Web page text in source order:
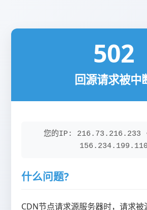
502
回源请求被中
您的IP: 216.73.216.233
156.234.199.110
什么问题?
CDN节点请求源服务器时，请求